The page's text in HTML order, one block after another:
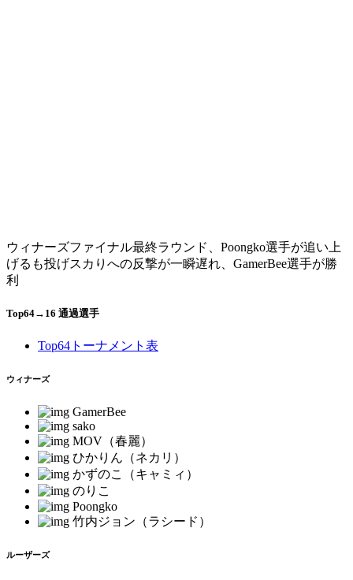
ウィナーズファイナル最終ラウンド、Poongko選手が追い上
げるも投げスカりへの反撃が一瞬遅れ、GamerBee選手が勝
利
Top64→16 通過選手
Top64トーナメント表
ウィナーズ
GamerBee
sako
MOV（春麗）
ひかりん（ネカリ）
かずのこ（キャミィ）
のりこ
Poongko
竹内ジョン（ラシード）
ルーザーズ